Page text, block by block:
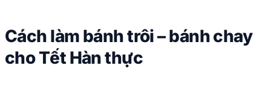
Cách làm bánh trôi – bánh chay
cho Tết Hàn thực